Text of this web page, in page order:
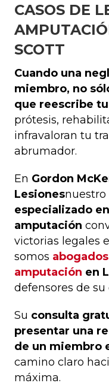
CASOS DE
SCOTT
Cuando una
miembro, no
que reescribe
prótesis,
infravaloran tu
abrumador.
En Gordon
Lesionesnuestro
especializado
amputación
victorias legales
somos
amputación en
defensores de
Su consulta
presentar una
de un miembro
camino claro
máxima.